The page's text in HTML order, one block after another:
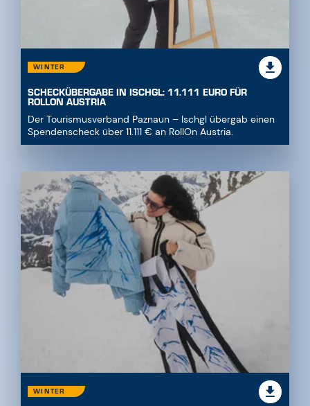
WINTER
SCHECKÜBERGABE IN ISCHGL: 11.111 EURO FÜR
ROLLON AUSTRIA
Der Tourismusverband Paznaun – Ischgl übergab einen
Spendenscheck über 11.111 € an RollOn Austria.
WINTER